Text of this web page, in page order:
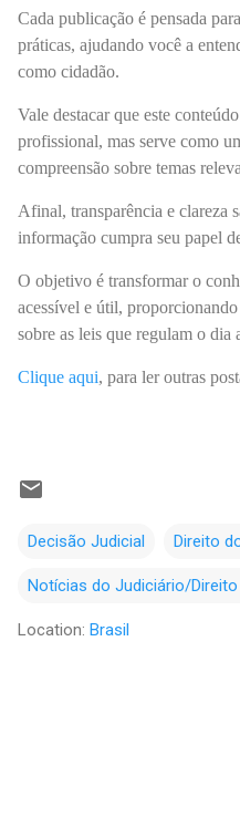
Cada publicação é pensada
práticas, ajudando você a
como cidadão.
Vale destacar que este
profissional, mas serve como
compreensão sobre temas
Afinal, transparência e clareza
informação cumpra seu papel
O objetivo é transformar o
acessível e útil,
sobre as leis que regulam o dia
Clique aqui, para ler outras
Decisão Judicial Direito
Notícias do Judiciário/
Location: Brasil